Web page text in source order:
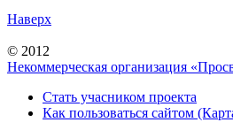
Наверх
© 2012
Некоммерческая организация
Стать учасником проекта
Как пользоваться сайтом